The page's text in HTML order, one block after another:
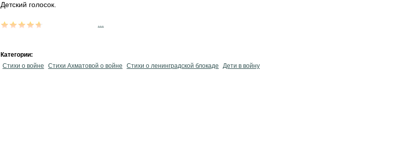
Детский голосок.
Категории:
Стихи о войне
Стихи Ахматовой о войне Стихи о ленинградской блокаде Дети в войну